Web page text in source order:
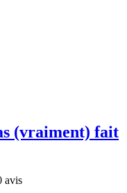
(vraiment) fait
avis